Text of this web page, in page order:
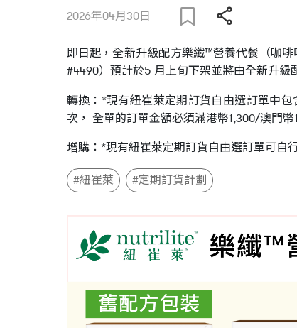
2026年04月30日
即日起，全新升級配方樂纖™營養代餐（咖
#4490）預計於5 月上旬下架並將由全新升
轉換：*現有紐崔萊定期訂貨自由選訂單中
次， 全單的訂單金額必須滿港幣1,300/澳門幣
增購：*現有紐崔萊定期訂貨自由選訂單可自
#紐崔萊 #定期訂貨計劃